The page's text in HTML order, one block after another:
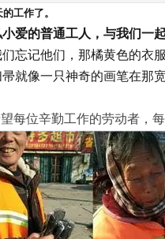
工作了。
爱的普通工人，与我们一
忘记他们，那橘黄色的衣
就像一只神奇的画笔在那
每位辛勤工作的劳动者，